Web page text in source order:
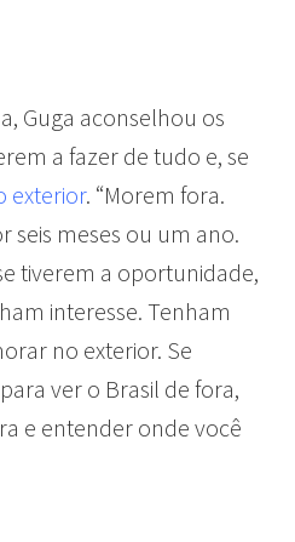
Guga aconselhou os
a fazer de tudo e, se
exterior. “Morem fora.
seis meses ou um ano.
tiverem a oportunidade,
interesse. Tenham
no exterior. Se
ver o Brasil de fora,
e entender onde você